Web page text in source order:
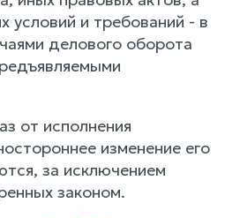
условий и требований - в
делового оборота
от исполнения
изменение его
за исключением
законом.